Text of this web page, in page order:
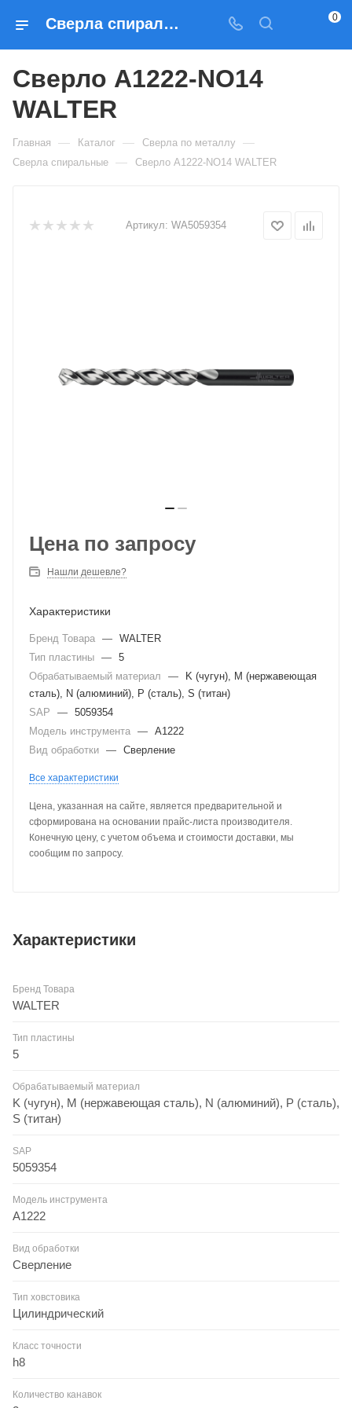
Сверла спиральные Сверло A1222-NO14 WALTER — купить по выгодным ценам в Москве 0
Сверло A1222-NO14
WALTER
Главная — Каталог — Сверла по металлу —
Сверла спиральные — Сверло A1222-NO14 WALTER
Артикул: WA5059354
Цена по запросу
Нашли дешевле?
Характеристики
Бренд Товара — WALTER
Тип пластины — 5
Обрабатываемый материал
—
K (чугун), M (нержавеющая
сталь), N (алюминий), P (сталь), S (титан)
SAP
— 5059354
Модель инструмента — A1222
Вид обработки — Сверление
Все характеристики
Цена, указанная на сайте, является предварительной и
сформирована на основании прайс-листа производителя.
Конечную цену, с учетом объема и стоимости доставки, мы
сообщим по запросу.
Характеристики
Бренд Товара
WALTER
Тип пластины
5
Обрабатываемый материал
K (чугун), M (нержавеющая сталь), N (алюминий), P (сталь),
S (титан)
SAP
5059354
Модель инструмента
A1222
Вид обработки
Сверление
Тип ховстовика
Цилиндрический
Класс точности
h8
Количество канавок